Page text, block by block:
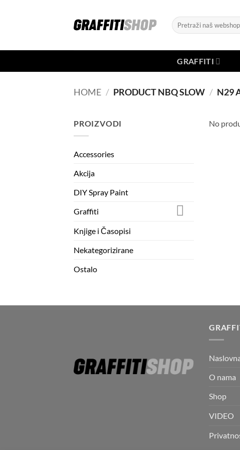
Search
for:
GRAFFITI
HOME / PRODUCT NBQ SLOW / N29
PROIZVODI
Accessories
Akcija
DIY Spray Paint
Graffiti
Knjige i Časopisi
Nekategorizirane
Ostalo
No
O nama
Shop
VIDEO